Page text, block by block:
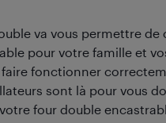
va vous permettre
pour votre famille et
fonctionner
sont là pour vous
four double